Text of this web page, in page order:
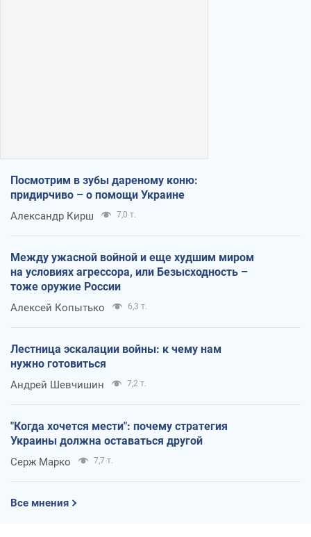
Посмотрим в зубы дареному коню:
придирчиво – о помощи Украине
Александр Кирш 7,0 т.
Между ужасной войной и еще худшим миром
на условиях агрессора, или Безысходность –
тоже оружие России
Алексей Копытько 6,3 т.
Лестница эскалации войны: к чему нам
нужно готовиться
Андрей Шевчишин 7,2 т.
"Когда хочется мести": почему стратегия
Украины должна оставаться другой
Серж Марко 7,7 т.
Все мнения